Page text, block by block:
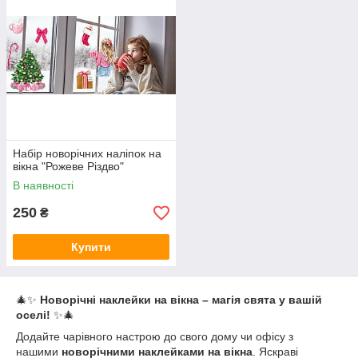
Набір новорічних наліпок на
вікна "Рожеве Різдво"
В наявності
250 ₴
Купити
🎄✨ Новорічні наклейки на вікна – магія свята у вашій
оселі! ✨🎄
Додайте чарівного настрою до свого дому чи офісу з
нашими новорічними наклейками на вікна . Яскраві